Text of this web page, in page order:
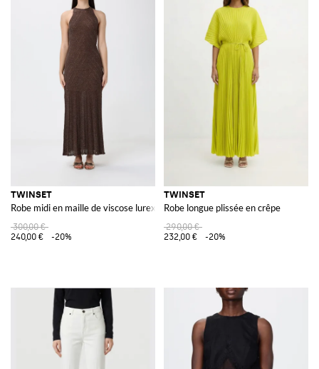
TWINSET
Robe midi en maille de viscose lurex
300,00 €
240,00 €
-20%
TWINSET
Robe longue plissée en crêpe
290,00 €
232,00 €
-20%